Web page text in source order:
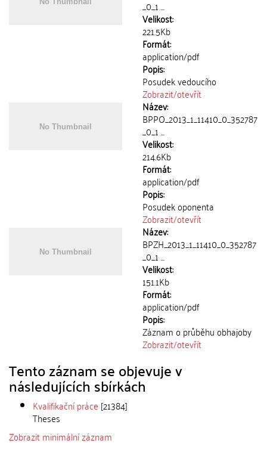
_0_1 ...
Velikost:
221.5Kb
Formát:
application/pdf
Popis:
Posudek vedoucího
Zobrazit/otevřít
Název:
BPPO_2013_1_11410_0_352787
_0_1 ...
Velikost:
214.6Kb
Formát:
application/pdf
Popis:
Posudek oponenta
Zobrazit/otevřít
Název:
BPZH_2013_1_11410_0_352787
_0_1 ...
Velikost:
151.1Kb
Formát:
application/pdf
Popis:
Záznam o průběhu obhajoby
Zobrazit/otevřít
Tento záznam se objevuje v
následujících sbírkách
Kvalifikační práce [21384]
Theses
Zobrazit minimální záznam